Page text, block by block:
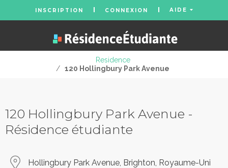
INSCRIPTION CONNEXION AIDE
Residence
/ 120 Hollingbury Park Avenue
120 Hollingbury Park Avenue -
Résidence étudiante
Hollingbury Park Avenue, Brighton, Royaume-Uni